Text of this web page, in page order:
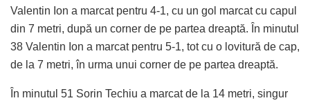
Valentin Ion a marcat pentru 4-1, cu un gol marcat cu capul
din 7 metri, după un corner de pe partea dreaptă. În minutul
38 Valentin Ion a marcat pentru 5-1, tot cu o lovitură de cap,
de la 7 metri, în urma unui corner de pe partea dreaptă.
În minutul 51 Sorin Techiu a marcat de la 14 metri, singur